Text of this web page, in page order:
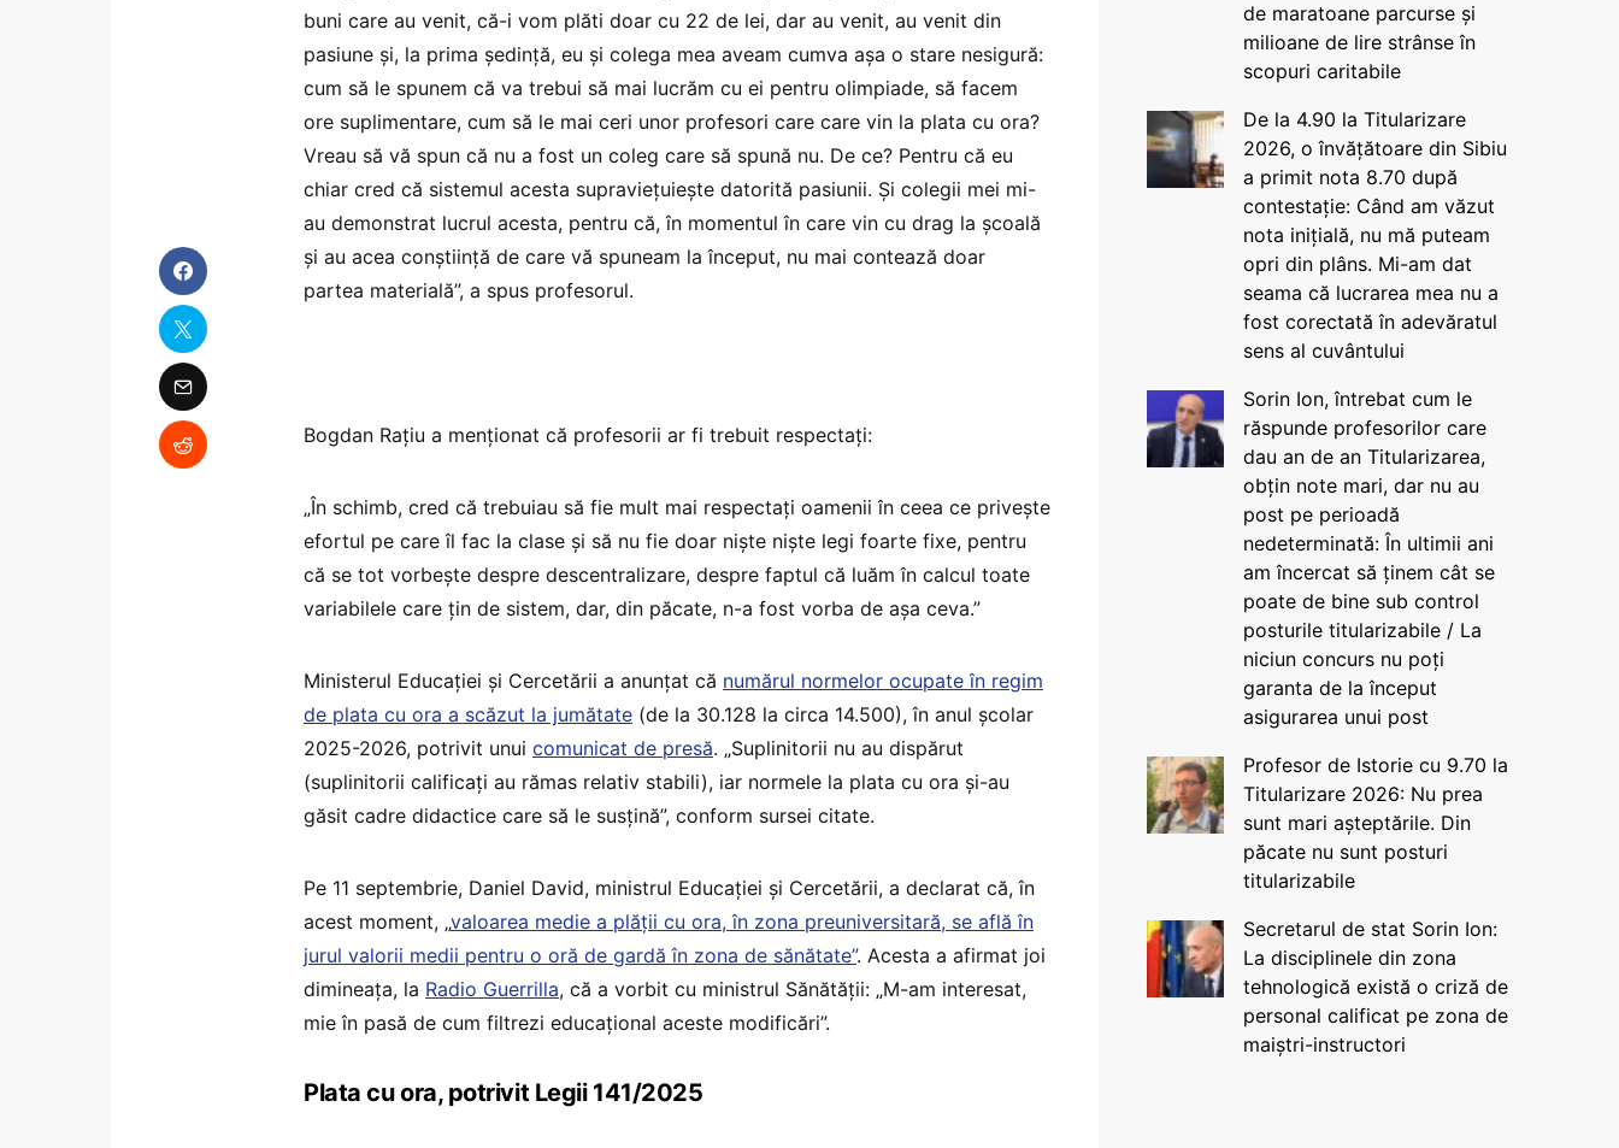
buni care au venit, că-i vom plăti doar cu 22 de lei, dar au venit, au venit din
pasiune și, la prima ședință, eu și colega mea aveam cumva așa o stare nesigură:
cum să le spunem că va trebui să mai lucrăm cu ei pentru olimpiade, să facem
ore suplimentare, cum să le mai ceri unor profesori care care vin la plata cu ora?
Vreau să vă spun că nu a fost un coleg care să spună nu. De ce? Pentru că eu
chiar cred că sistemul acesta supraviețuiește datorită pasiunii. Și colegii mei mi-
au demonstrat lucrul acesta, pentru că, în momentul în care vin cu drag la școală
și au acea conștiință de care vă spuneam la început, nu mai contează doar
partea materială”, a spus profesorul.
Bogdan Rațiu a menționat că profesorii ar fi trebuit respectați:
„În schimb, cred că trebuiau să fie mult mai respectați oamenii în ceea ce privește
efortul pe care îl fac la clase și să nu fie doar niște niște legi foarte fixe, pentru
că se tot vorbește despre descentralizare, despre faptul că luăm în calcul toate
variabilele care țin de sistem, dar, din păcate, n-a fost vorba de așa ceva.”
Ministerul Educației și Cercetării a anunțat că numărul normelor ocupate în regim
de plata cu ora a scăzut la jumătate (de la 30.128 la circa 14.500), în anul școlar
2025-2026, potrivit unui comunicat de presă. „Suplinitorii nu au dispărut
(suplinitorii calificați au rămas relativ stabili), iar normele la plata cu ora și-au
găsit cadre didactice care să le susțină”, conform sursei citate.
Pe 11 septembrie, Daniel David, ministrul Educației și Cercetării, a declarat că, în
acest moment, „valoarea medie a plății cu ora, în zona preuniversitară, se află în
jurul valorii medii pentru o oră de gardă în zona de sănătate”. Acesta a afirmat joi
dimineața, la Radio Guerrilla, că a vorbit cu ministrul Sănătății: „M-am interesat,
mie în pasă de cum filtrezi educațional aceste modificări”.
Plata cu ora, potrivit Legii 141/2025
de maratoane parcurse și
milioane de lire strânse în
scopuri caritabile
De la 4.90 la Titularizare
2026, o învățătoare din Sibiu
a primit nota 8.70 după
contestație: Când am văzut
nota inițială, nu mă puteam
opri din plâns. Mi-am dat
seama că lucrarea mea nu a
fost corectată în adevăratul
sens al cuvântului
Sorin Ion, întrebat cum le
răspunde profesorilor care
dau an de an Titularizarea,
obțin note mari, dar nu au
post pe perioadă
nedeterminată: În ultimii ani
am încercat să ținem cât se
poate de bine sub control
posturile titularizabile / La
niciun concurs nu poți
garanta de la început
asigurarea unui post
Profesor de Istorie cu 9.70 la
Titularizare 2026: Nu prea
sunt mari așteptările. Din
păcate nu sunt posturi
titularizabile
Secretarul de stat Sorin Ion:
La disciplinele din zona
tehnologică există o criză de
personal calificat pe zona de
maiștri-instructori